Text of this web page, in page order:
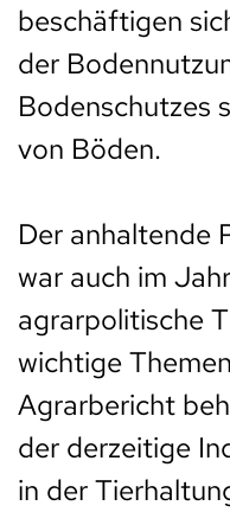
beschäftigen
der
Bodenschutzes
von Böden.
Der anhaltende
war auch im
agrarpolitische
wichtige
Agrarbericht
der derzeitige
in der